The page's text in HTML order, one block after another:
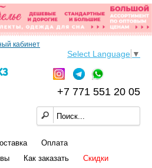
кабинет
Select Language ▼
+7 771 551 20 05
Оплата
Как заказать Скидки